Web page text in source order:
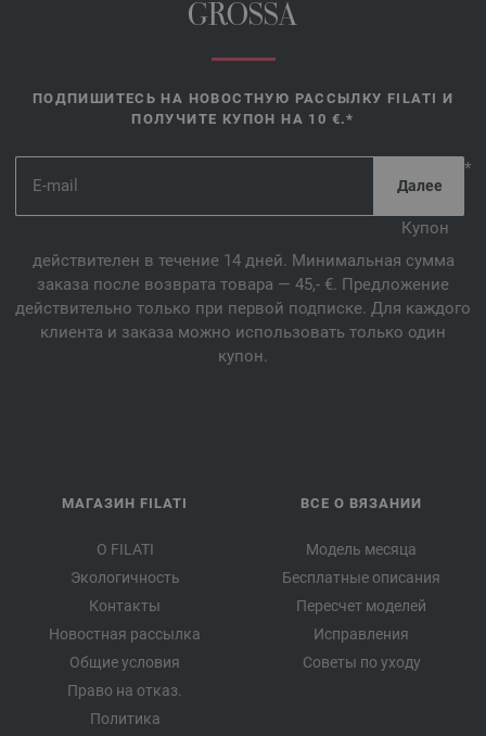
GROSSA
ПОДПИШИТЕСЬ НА НОВОСТНУЮ РАССЫЛКУ FILATI И
ПОЛУЧИТЕ КУПОН НА 10 €.*
*
Купон
действителен в течение 14 дней. Минимальная сумма
заказа после возврата товара — 45,- €. Предложение
действительно только при первой подписке. Для каждого
клиента и заказа можно использовать только один
купон.
МАГАЗИН FILATI
О FILATI
Экологичность
Контакты
Новостная рассылка
Общие условия
Право на отказ.
Политика
ВСЕ О ВЯЗАНИИ
Модель месяца
Бесплатные описания
Пересчет моделей
Исправления
Советы по уходу